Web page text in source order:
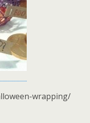
wrapping/